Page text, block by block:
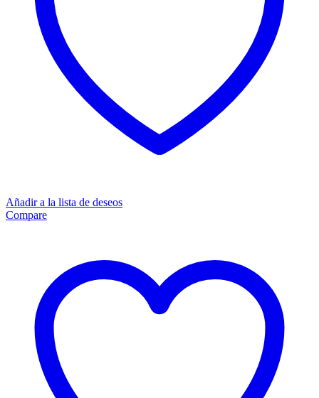
Añadir a la lista de deseos
Compare